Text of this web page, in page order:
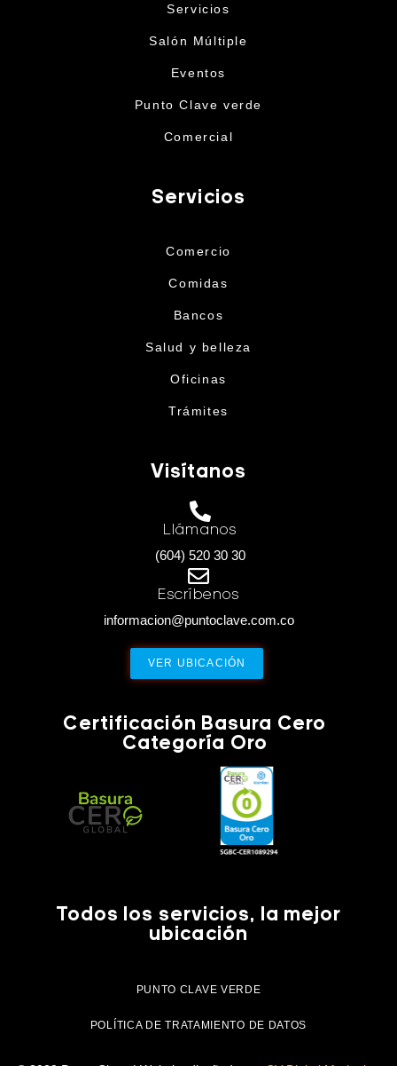
Servicios
Salón Múltiple
Eventos
Punto Clave verde
Comercial
Servicios
Comercio
Comidas
Bancos
Salud y belleza
Oficinas
Trámites
Visítanos
Llámanos
(604) 520 30 30
Escríbenos
informacion@puntoclave.com.co
VER UBICACIÓN
Certificación Basura Cero
Categoría Oro
Todos los servicios, la mejor
ubicación
PUNTO CLAVE VERDE
POLÍTICA DE TRATAMIENTO DE DATOS